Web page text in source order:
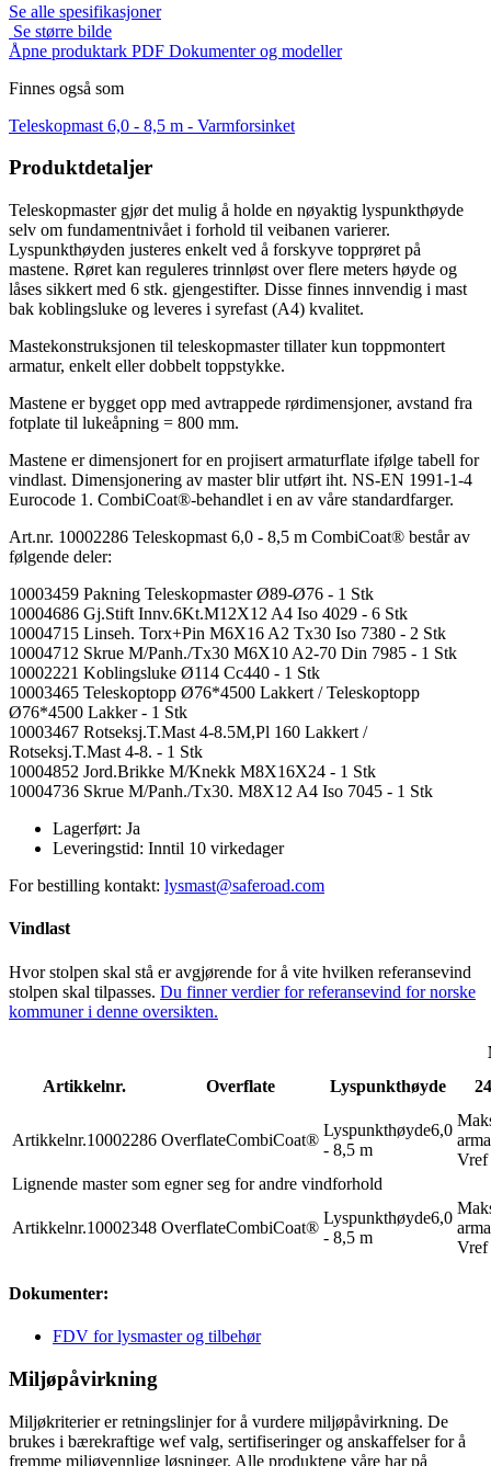
Se alle spesifikasjoner
Se større bilde
Åpne produktark PDF Dokumenter og modeller
Finnes også som
Teleskopmast 6,0 - 8,5 m - Varmforsinket
Produktdetaljer
Teleskopmaster gjør det mulig å holde en nøyaktig lyspunkthøyde
selv om fundamentnivået i forhold til veibanen varierer.
Lyspunkthøyden justeres enkelt ved å forskyve topprøret på
mastene. Røret kan reguleres trinnløst over flere meters høyde og
låses sikkert med 6 stk. gjengestifter. Disse finnes innvendig i mast
bak koblingsluke og leveres i syrefast (A4) kvalitet.
Mastekonstruksjonen til teleskopmaster tillater kun toppmontert
armatur, enkelt eller dobbelt toppstykke.
Mastene er bygget opp med avtrappede rørdimensjoner, avstand fra
fotplate til lukeåpning = 800 mm.
Mastene er dimensjonert for en projisert armaturflate ifølge tabell for
vindlast. Dimensjonering av master blir utført iht. NS-EN 1991-1-4
Eurocode 1. CombiCoat®-behandlet i en av våre standardfarger.
Art.nr. 10002286 Teleskopmast 6,0 - 8,5 m CombiCoat® består av
følgende deler:
10003459 Pakning Teleskopmaster Ø89-Ø76 - 1 Stk
10004686 Gj.Stift Innv.6Kt.M12X12 A4 Iso 4029 - 6 Stk
10004715 Linseh. Torx+Pin M6X16 A2 Tx30 Iso 7380 - 2 Stk
10004712 Skrue M/Panh./Tx30 M6X10 A2-70 Din 7985 - 1 Stk
10002221 Koblingsluke Ø114 Cc440 - 1 Stk
10003465 Teleskoptopp Ø76*4500 Lakkert / Teleskoptopp
Ø76*4500 Lakker - 1 Stk
10003467 Rotseksj.T.Mast 4-8.5M,Pl 160 Lakkert /
Rotseksj.T.Mast 4-8. - 1 Stk
10004852 Jord.Brikke M/Knekk M8X16X24 - 1 Stk
10004736 Skrue M/Panh./Tx30. M8X12 A4 Iso 7045 - 1 Stk
Lagerført: Ja
Leveringstid: Inntil 10 virkedager
For bestilling kontakt: lysmast@saferoad.com
Vindlast
Hvor stolpen skal stå er avgjørende for å vite hvilken referansevind
stolpen skal tilpasses. Du finner verdier for referansevind for norske
kommuner i denne oversikten.
Artikkelnr.
Overflate Lyspunkthøyde
Artikkelnr.10002286 OverflateCombiCoat®
Lyspunkthøyde6,0
- 8,5 m
Vref
Lignende master som egner seg for andre vindforhold
Artikkelnr.10002348 OverflateCombiCoat®
Lyspunkthøyde6,0
- 8,5 m
Vref
Dokumenter:
FDV for lysmaster og tilbehør
Miljøpåvirkning
Miljøkriterier er retningslinjer for å vurdere miljøpåvirkning. De
brukes i bærekraftige wef valg, sertifiseringer og anskaffelser for å
fremme miljøvennlige løsninger. Alle produktene våre har på